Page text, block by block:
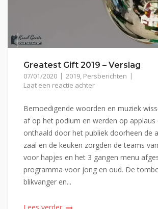
Greatest Gift 2019 – Verslag
07/01/2020 2019, Persberichten
Laat een reactie achter
Bemoedigende woorden en muziek
af op het podium en werden op applaus
onthaald door het publiek doorheen de
zaal en de keuken zorgden de teams
voor hapjes en het 3 gangen menu
programma voor jong en oud. De
blikvanger en...